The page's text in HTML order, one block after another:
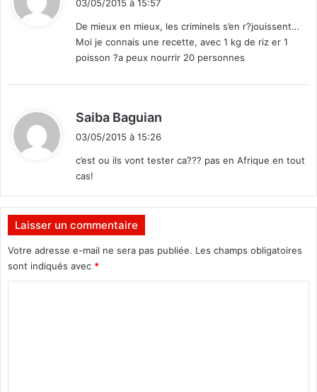
:
03/05/2015 à 15:57
De mieux en mieux, les criminels s’en r?jouissent…
Moi je connais une recette, avec 1 kg de riz er 1
poisson ?a peux nourrir 20 personnes
Saiba Baguian
03/05/2015 à 15:26
c’est ou ils vont tester ca??? pas en Afrique en tout
cas!
Laisser un commentaire
Votre adresse e-mail ne sera pas publiée. Les champs obligatoires
sont indiqués avec *